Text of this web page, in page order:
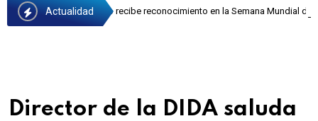
Actualidad
Castillo recibe reconocimiento en la Semana Mundial de la Lactancia
Director de la DIDA saluda